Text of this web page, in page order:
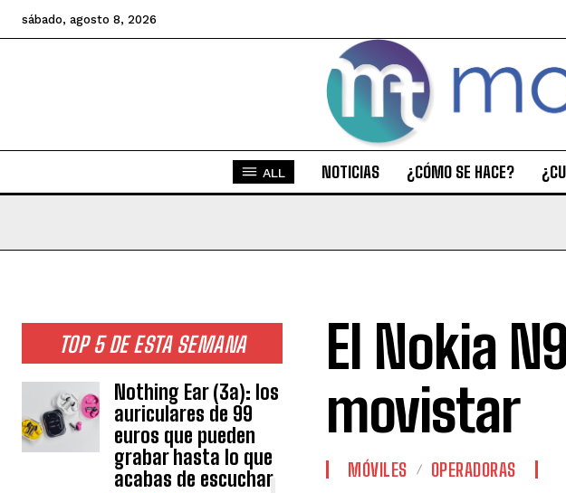
sábado, agosto 8, 2026
ALL NOTICIAS ¿CÓMO SE HACE?
TOP 5 DE ESTA SEMANA
Nothing Ear (3a): los
auriculares de 99
euros que pueden
grabar hasta lo que
acabas de escuchar
El Nokia
movistar
MÓVILES OPERADORAS